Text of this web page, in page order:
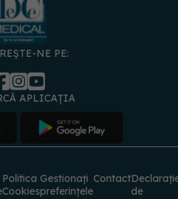
NE PE:
APLICAȚIA
Politica
Cookies
Gestionați
preferințele
Contact
de